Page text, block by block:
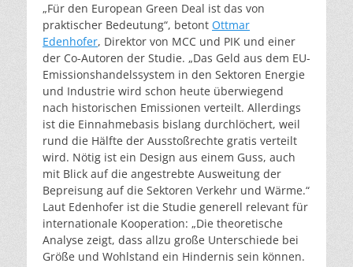
„Für den European Green Deal ist das von
praktischer Bedeutung“, betont Ottmar
Edenhofer, Direktor von MCC und PIK und einer
der Co-Autoren der Studie. „Das Geld aus dem EU-
Emissionshandelssystem in den Sektoren Energie
und Industrie wird schon heute überwiegend
nach historischen Emissionen verteilt. Allerdings
ist die Einnahmebasis bislang durchlöchert, weil
rund die Hälfte der Ausstoßrechte gratis verteilt
wird. Nötig ist ein Design aus einem Guss, auch
mit Blick auf die angestrebte Ausweitung der
Bepreisung auf die Sektoren Verkehr und Wärme.“
Laut Edenhofer ist die Studie generell relevant für
internationale Kooperation: „Die theoretische
Analyse zeigt, dass allzu große Unterschiede bei
Größe und Wohlstand ein Hindernis sein können.